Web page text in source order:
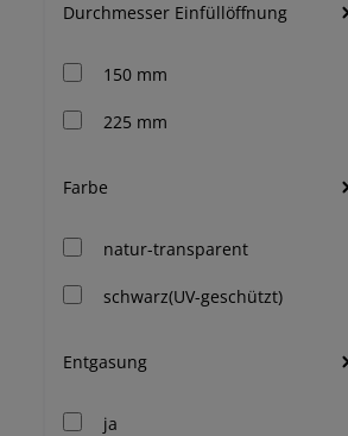
Durchmesser Einfüllöffnung
150 mm
225 mm
Farbe
natur-transparent
schwarz(UV-geschützt)
Entgasung
ja